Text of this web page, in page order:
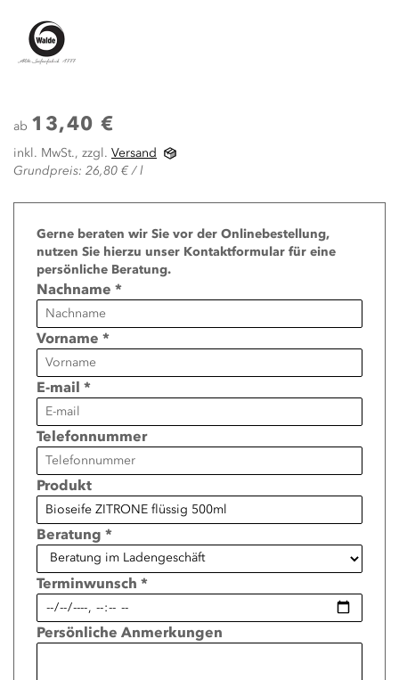
ab 13,40 €
inkl. MwSt., zzgl. Versand
Grundpreis: 26,80 € / l
Page
Gerne beraten wir Sie vor der Onlinebestellung,
nutzen Sie hierzu unser Kontaktformular für eine
persönliche Beratung.
Nachname *
Vorname *
E-mail *
Telefonnummer
Produkt
Beratung *
Terminwunsch *
Persönliche Anmerkungen